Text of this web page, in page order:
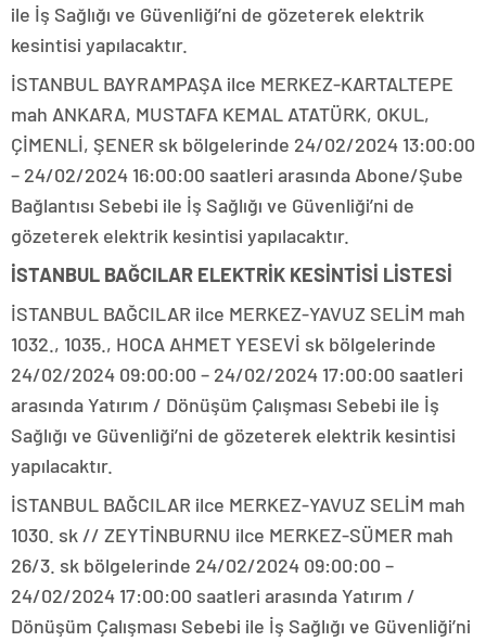
ile İş Sağlığı ve Güvenliği’ni de gözeterek elektrik
kesintisi yapılacaktır.
İSTANBUL BAYRAMPAŞA ilce MERKEZ-KARTALTEPE
mah ANKARA, MUSTAFA KEMAL ATATÜRK, OKUL,
ÇİMENLİ, ŞENER sk bölgelerinde 24/02/2024 13:00:00
– 24/02/2024 16:00:00 saatleri arasında Abone/Şube
Bağlantısı Sebebi ile İş Sağlığı ve Güvenliği’ni de
gözeterek elektrik kesintisi yapılacaktır.
İSTANBUL BAĞCILAR ELEKTRİK KESİNTİSİ LİSTESİ
İSTANBUL BAĞCILAR ilce MERKEZ-YAVUZ SELİM mah
1032., 1035., HOCA AHMET YESEVİ sk bölgelerinde
24/02/2024 09:00:00 – 24/02/2024 17:00:00 saatleri
arasında Yatırım / Dönüşüm Çalışması Sebebi ile İş
Sağlığı ve Güvenliği’ni de gözeterek elektrik kesintisi
yapılacaktır.
İSTANBUL BAĞCILAR ilce MERKEZ-YAVUZ SELİM mah
1030. sk // ZEYTİNBURNU ilce MERKEZ-SÜMER mah
26/3. sk bölgelerinde 24/02/2024 09:00:00 –
24/02/2024 17:00:00 saatleri arasında Yatırım /
Dönüşüm Çalışması Sebebi ile İş Sağlığı ve Güvenliği’ni